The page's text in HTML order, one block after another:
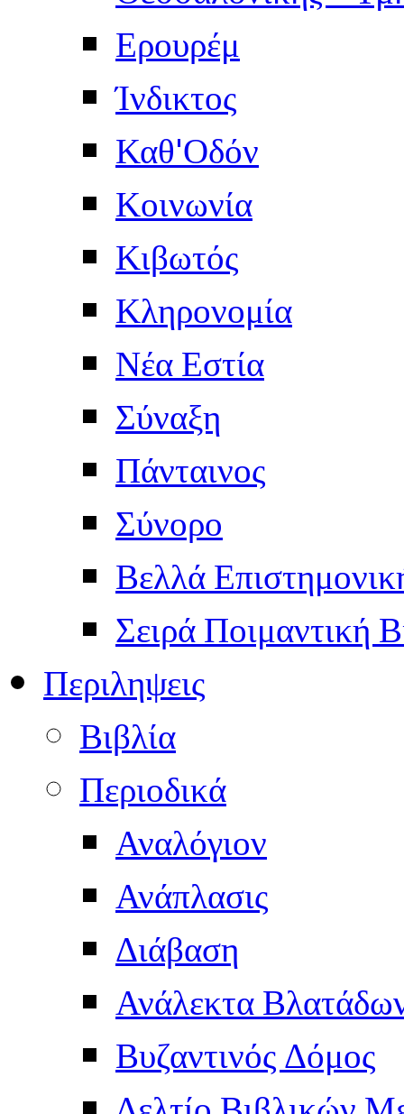
Ερουρέμ
Ίνδικτος
Καθ'Οδόν
Κοινωνία
Κιβωτός
Κληρονομία
Νέα Εστία
Σύναξη
Πάνταινος
Σύνορο
Βελλά
Σειρά Ποιμαντική
Περιληψεις
Βιβλία
Περιοδικά
Αναλόγιον
Ανάπλασις
Διάβαση
Ανάλεκτα
Βυζαντινός Δόμος